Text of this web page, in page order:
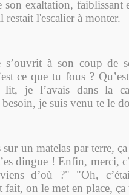
exaltation, faiblissant
l'escalier à monter.
à son coup de
ce que tu fous ?
lit, je l’avais dans la
besoin, je suis venu te le
un matelas par terre,
dingue ! Enfin, merci,
d’où ?" "Oh,
fait, on le met en place, ça